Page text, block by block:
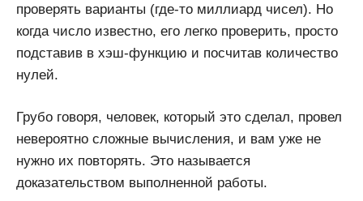
проверять варианты (где-то миллиард чисел). Но
когда число известно, его легко проверить, просто
подставив в хэш-функцию и посчитав количество
нулей.
Грубо говоря, человек, который это сделал, провел
невероятно сложные вычисления, и вам уже не
нужно их повторять. Это называется
доказательством выполненной работы.